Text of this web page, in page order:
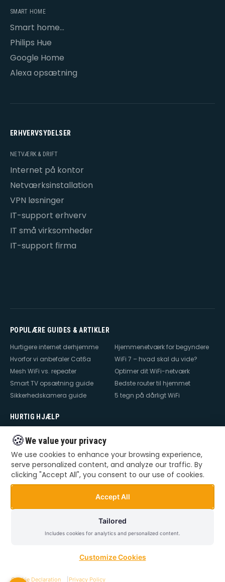
SMART HOME
Smart home
opsætning
Philips Hue
Google Home
Alexa opsætning
ERHVERVSYDELSER
NETVÆRK & DRIFT
Internet på kontor
Netværksinstallation
VPN løsninger
IT-support erhverv
IT små virksomheder
IT-support firma
POPULÆRE GUIDES & ARTIKLER
Hurtigere internet derhjemme
Hjemmenetværk for begyndere
Hvorfor vi anbefaler Cat6a
WiFi 7 – hvad skal du vide?
Mesh WiFi vs. repeater
Optimer dit WiFi-netværk
Smart TV opsætning guide
Bedste router til hjemmet
Sikkerhedskamera guide
5 tegn på dårligt WiFi
HURTIG HJÆLP
Hjælp til internet
Hjælp til TV
Hjælp til router
WiFi falder ud
TV der ikke virker
Dårlig WiFi
Mesh WiFi opsætning
Videoovervågning – privat &
Privatlivspolitik Handelsbetingelser
🍪We value your privacy
We use cookies to enhance your browsing experience,
serve personalized content, and analyze our traffic. By
clicking "Accept All", you consent to our use of cookies.
Accept All
Tailored
Includes cookies for analytics and personalized content.
Customize Cookies
Cookie Declaration Privacy Policy